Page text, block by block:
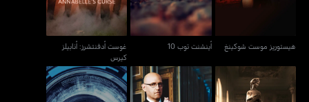
هيستوريز موست شوكينغ أينشنت توب 10
غوست أدفنتشرز: أنابيلز
كيرس